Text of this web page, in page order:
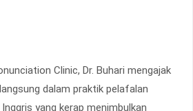
Clinic, Dr. Buhari mengajak
dalam praktik pelafalan
yang kerap menimbulkan